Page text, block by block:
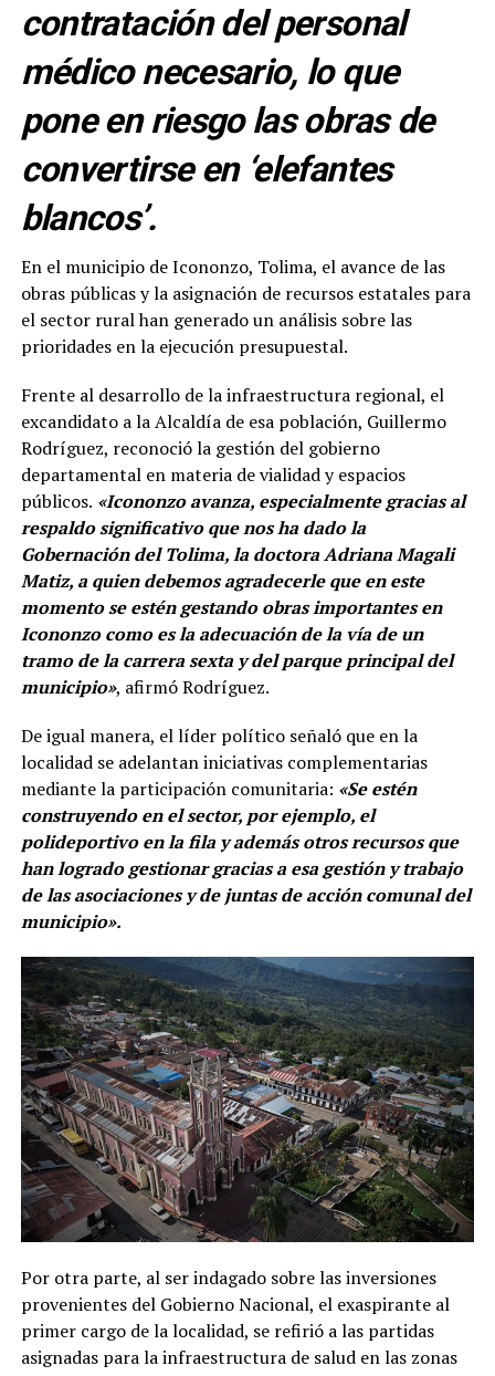
contratación del personal
médico necesario, lo que
pone en riesgo las obras de
convertirse en ‘elefantes
blancos’.
En el municipio de Icononzo, Tolima, el avance de las
obras públicas y la asignación de recursos estatales para
el sector rural han generado un análisis sobre las
prioridades en la ejecución presupuestal.
Frente al desarrollo de la infraestructura regional, el
excandidato a la Alcaldía de esa población, Guillermo
Rodríguez, reconoció la gestión del gobierno
departamental en materia de vialidad y espacios
públicos. «Icononzo avanza, especialmente gracias al
respaldo significativo que nos ha dado la
Gobernación del Tolima, la doctora Adriana Magali
Matiz, a quien debemos agradecerle que en este
momento se estén gestando obras importantes en
Icononzo como es la adecuación de la vía de un
tramo de la carrera sexta y del parque principal del
municipio», afirmó Rodríguez.
De igual manera, el líder político señaló que en la
localidad se adelantan iniciativas complementarias
mediante la participación comunitaria: «Se estén
construyendo en el sector, por ejemplo, el
polideportivo en la fila y además otros recursos que
han logrado gestionar gracias a esa gestión y trabajo
de las asociaciones y de juntas de acción comunal del
municipio».
Por otra parte, al ser indagado sobre las inversiones
provenientes del Gobierno Nacional, el exaspirante al
primer cargo de la localidad, se refirió a las partidas
asignadas para la infraestructura de salud en las zonas